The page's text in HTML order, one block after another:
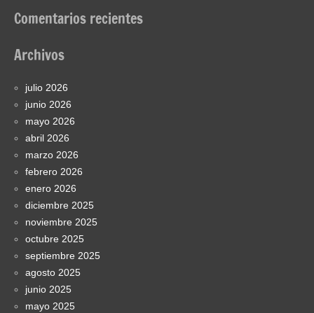
Comentarios recientes
Archivos
julio 2026
junio 2026
mayo 2026
abril 2026
marzo 2026
febrero 2026
enero 2026
diciembre 2025
noviembre 2025
octubre 2025
septiembre 2025
agosto 2025
junio 2025
mayo 2025